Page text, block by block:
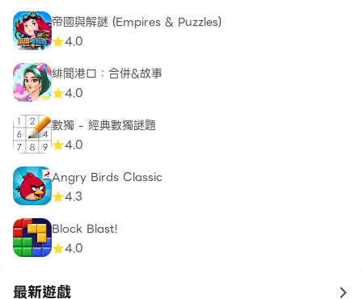
帝國與解謎 (Empires & Puzzles)
4.0
緋聞港口：合併&故事
4.0
數獨 - 經典數獨謎題
4.0
Angry Birds Classic
4.3
Block Blast!
4.0
最新遊戲